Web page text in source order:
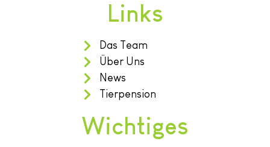
Links
Das Team
Über Uns
News
Tierpension
Wichtiges